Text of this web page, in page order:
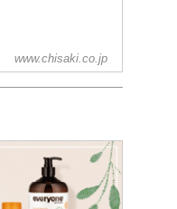
www.chisaki.co.jp